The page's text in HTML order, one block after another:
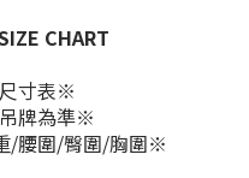
CHART
寸表※
牌為準※
/腰圍/臀圍/胸圍※